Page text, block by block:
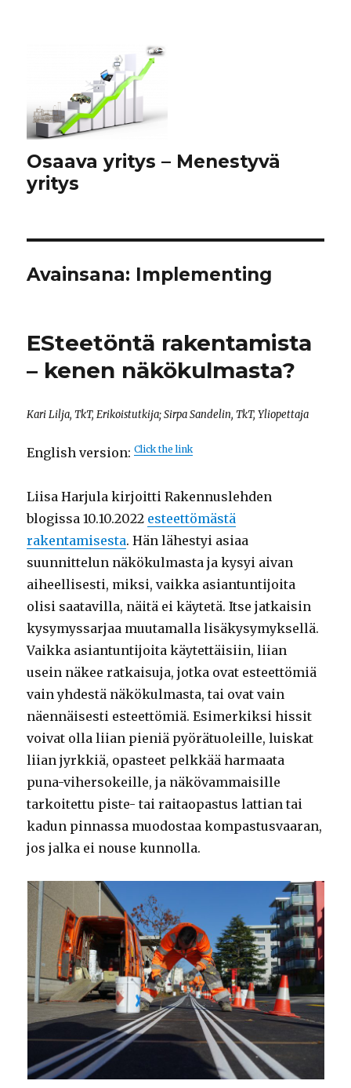
Osaava yritys – Menestyvä
yritys
Avainsana: Implementing
ESteetöntä rakentamista
– kenen näkökulmasta?
Kari Lilja, TkT, Erikoistutkija; Sirpa Sandelin, TkT, Yliopettaja
English version:Click the link
Liisa Harjula kirjoitti Rakennuslehden
blogissa 10.10.2022 esteettömästä
rakentamisesta. Hän lähestyi asiaa
suunnittelun näkökulmasta ja kysyi aivan
aiheellisesti, miksi, vaikka asiantuntijoita
olisi saatavilla, näitä ei käytetä. Itse jatkaisin
kysymyssarjaa muutamalla lisäkysymyksellä.
Vaikka asiantuntijoita käytettäisiin, liian
usein näkee ratkaisuja, jotka ovat esteettömiä
vain yhdestä näkökulmasta, tai ovat vain
näennäisesti esteettömiä. Esimerkiksi hissit
voivat olla liian pieniä pyörätuoleille, luiskat
liian jyrkkiä, opasteet pelkkää harmaata
puna-vihersokeille, ja näkövammaisille
tarkoitettu piste- tai raitaopastus lattian tai
kadun pinnassa muodostaa kompastusvaaran,
jos jalka ei nouse kunnolla.